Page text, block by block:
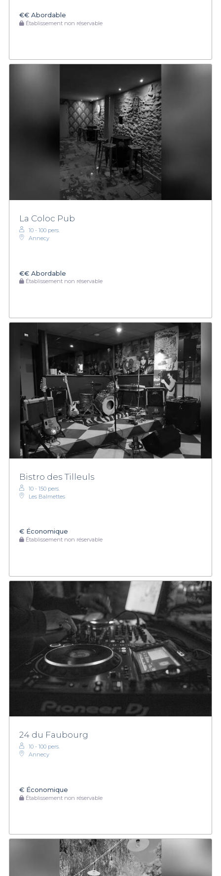
€€ Abordable
Établissement non réservable
La Coloc Pub
10 - 100 pers.
Annecy
€€ Abordable
Établissement non réservable
Bistro des Tilleuls
10 - 150 pers.
Les Balmettes
€ Économique
Établissement non réservable
24 du Faubourg
10 - 100 pers.
Annecy
€ Économique
Établissement non réservable